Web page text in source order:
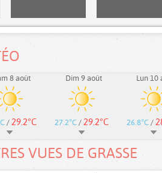
8 août
/ 29.2°C
Dim 9 août
27.2°C / 29.2°C
Lun 10
26.8°C /
VUES DE GRASSE